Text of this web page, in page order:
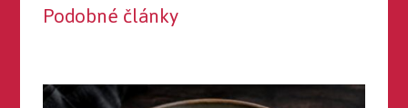
Podobné články